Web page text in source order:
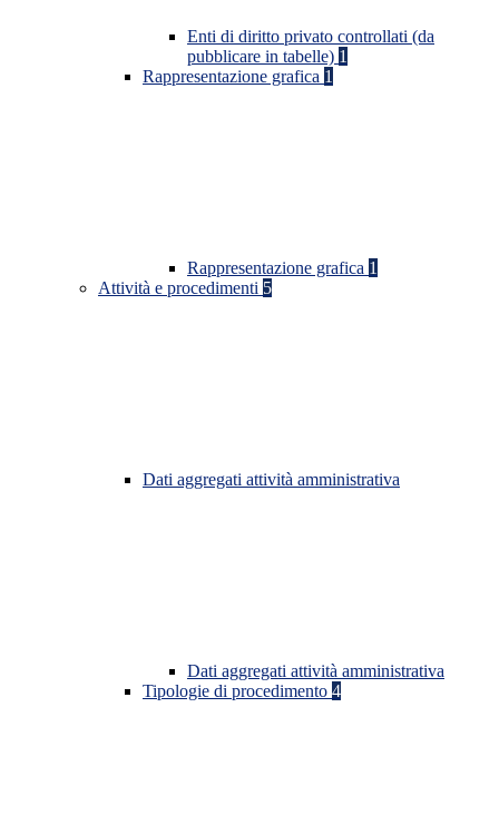
Enti di diritto privato controllati (da
pubblicare in tabelle) 1
Rappresentazione grafica 1
Rappresentazione grafica 1
Attività e procedimenti 5
Dati aggregati attività amministrativa
Dati aggregati attività amministrativa
Tipologie di procedimento 4